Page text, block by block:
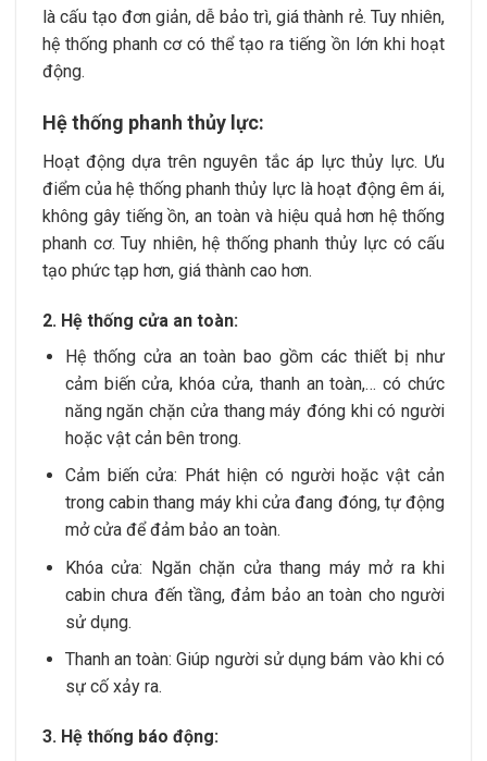
là cấu tạo đơn giản, dễ bảo trì, giá thành rẻ. Tuy nhiên,
hệ thống phanh cơ có thể tạo ra tiếng ồn lớn khi hoạt
động.
Hệ thống phanh thủy lực:
Hoạt động dựa trên nguyên tắc áp lực thủy lực. Ưu
điểm của hệ thống phanh thủy lực là hoạt động êm ái,
không gây tiếng ồn, an toàn và hiệu quả hơn hệ thống
phanh cơ. Tuy nhiên, hệ thống phanh thủy lực có cấu
tạo phức tạp hơn, giá thành cao hơn.
2. Hệ thống cửa an toàn:
Hệ thống cửa an toàn bao gồm các thiết bị như
cảm biến cửa, khóa cửa, thanh an toàn,… có chức
năng ngăn chặn cửa thang máy đóng khi có người
hoặc vật cản bên trong.
Cảm biến cửa: Phát hiện có người hoặc vật cản
trong cabin thang máy khi cửa đang đóng, tự động
mở cửa để đảm bảo an toàn.
Khóa cửa: Ngăn chặn cửa thang máy mở ra khi
cabin chưa đến tầng, đảm bảo an toàn cho người
sử dụng.
Thanh an toàn: Giúp người sử dụng bám vào khi có
sự cố xảy ra.
3. Hệ thống báo động: